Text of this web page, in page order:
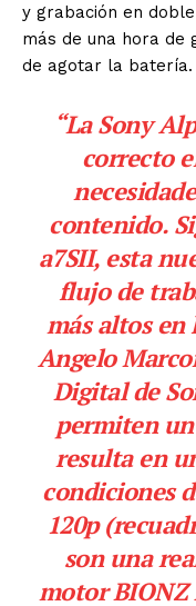
y grabación en
más de una hora de
de agotar la batería.
“LaSony
correcto
contenido.
a7SII, esta
flujo de
más altos
Angelo
Digital de
permiten
resulta en
condiciones
120p
son una
motor BIONZ